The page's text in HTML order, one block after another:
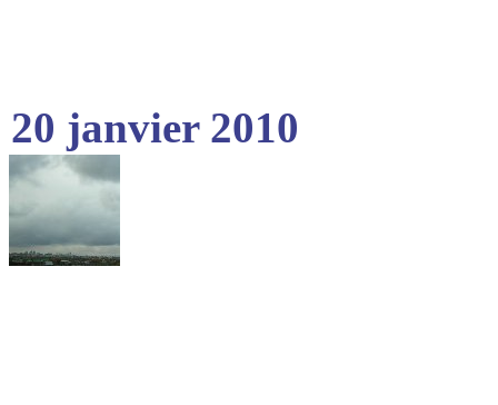
20 janvier 2010